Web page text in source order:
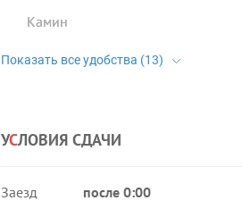
Камин
УСЛОВИЯ СДАЧИ
Заезд
после 0:00